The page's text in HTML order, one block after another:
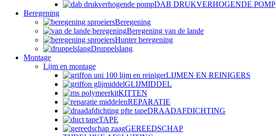
DAB DRUKVERHOGENDE POMP
Beregening
Beregening
Beregening van de lande
Hunter beregening
Druppelslang
Montage
Lijm en montage
LIJMEN EN REINIGERS
GLIJMIDDEL
KITTEN
REPARATIE
DRAADAFDICHTING
TAPE
GEREEDSCHAP